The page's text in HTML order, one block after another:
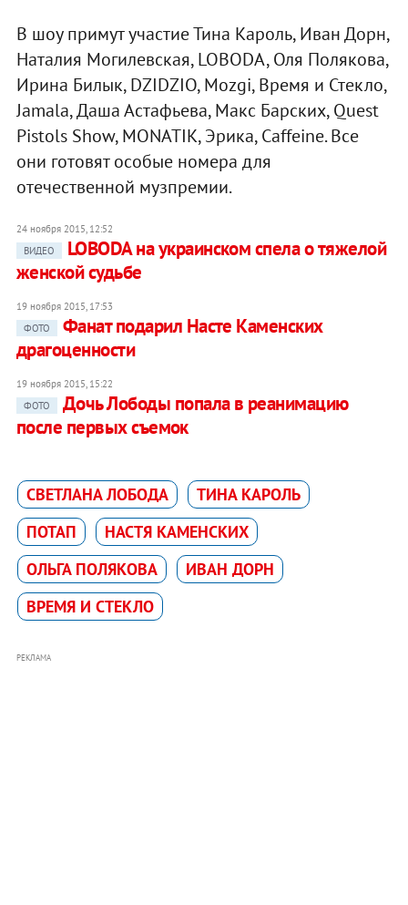
В шоу примут участие Тина Кароль, Иван Дорн,
Наталия Могилевская, LOBODA, Оля Полякова,
Ирина Билык, DZIDZIO, Mozgi, Время и Стекло,
Jamala, Даша Астафьева, Макс Барских, Quest
Pistols Show, MONATIK, Эрика, Caffeine. Все
они готовят особые номера для
отечественной музпремии.
24 ноября 2015, 12:52
ВИДЕО
LOBODA на украинском спела о тяжелой
женской судьбе
19 ноября 2015, 17:53
ФОТО
Фанат подарил Насте Каменских
драгоценности
19 ноября 2015, 15:22
ФОТО
Дочь Лободы попала в реанимацию
после первых съемок
СВЕТЛАНА ЛОБОДА
ТИНА КАРОЛЬ
ПОТАП
НАСТЯ КАМЕНСКИХ
ОЛЬГА ПОЛЯКОВА
ИВАН ДОРН
ВРЕМЯ И СТЕКЛО
РЕКЛАМА